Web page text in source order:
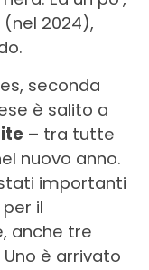
2024),
seconda
è salito a
– tra tutte
nuovo anno.
importanti
il
anche tre
è arrivato